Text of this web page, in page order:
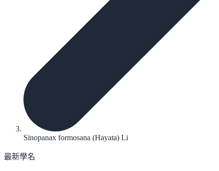
Sinopanax formosana (Hayata) Li
最新學名